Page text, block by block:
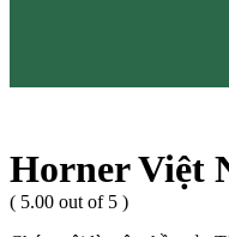
Horner Việt
( 5.00 out of 5 )